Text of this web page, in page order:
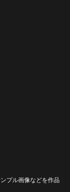
プル画像などを作品